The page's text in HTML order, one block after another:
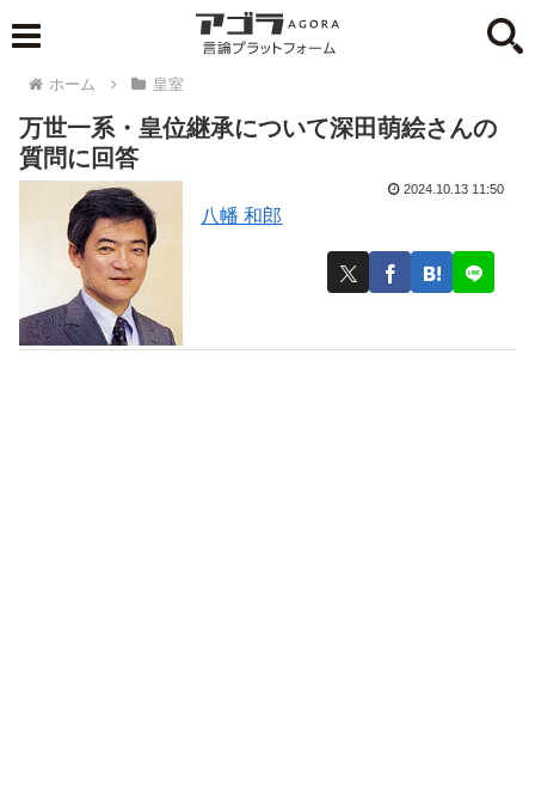
ホーム 皇室
万世一系・皇位継承について深田萌絵さんの
質問に回答
八幡 和郎
2024.10.13 11:50